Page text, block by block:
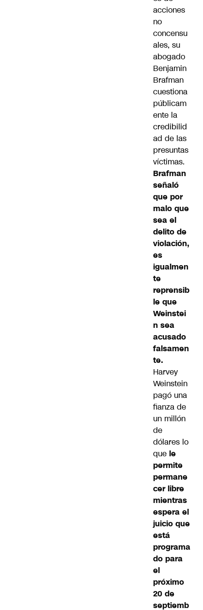
acciones
no
concensu
ales, su
abogado
Benjamin
Brafman
cuestiona
públicam
ente la
credibilid
ad de las
presuntas
víctimas.
Brafman
señaló
que por
malo que
sea el
delito de
violación,
es
igualmen
te
reprensib
le que
Weinstei
n sea
acusado
falsamen
te.
Harvey
Weinstein
pagó una
fianza de
un millón
de
dólares lo
que le
permite
permane
cer libre
mientras
espera el
juicio que
está
programa
do para
el
próximo
20 de
septiemb